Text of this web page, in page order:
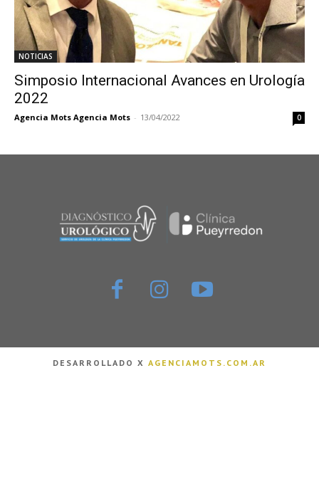
NOTICIAS
Simposio Internacional Avances en Urología
2022
Agencia Mots Agencia Mots - 13/04/2022 0
DESARROLLADO X AGENCIAMOTS.COM.AR